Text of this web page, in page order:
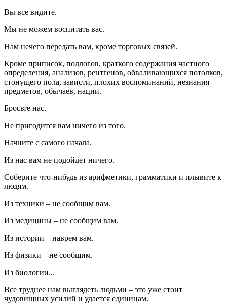
Вы все видите.
Мы не можем воспитать вас.
Нам нечего передать вам, кроме торговых связей.
Кроме приписок, подлогов, краткого содержания частного
определения, анализов, рентгенов, обваливающихся потолков,
стонущего пола, зависти, плохих воспоминаний, незнания
предметов, обычаев, нации.
Бросьте нас.
Не пригодится вам ничего из того.
Начните с самого начала.
Из нас вам не подойдет ничего.
Соберите что-нибудь из арифметики, грамматики и плывите к
людям.
Из техники – не сообщим вам.
Из медицины – не сообщим вам.
Из истории – наврем вам.
Из физики – не сообщим.
Из биологии...
Все труднее нам выглядеть людьми – это уже стоит
чудовищных усилий и удается единицам.